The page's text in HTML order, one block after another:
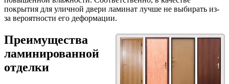
покрытия для уличной двери ламинат лучше не выбирать из-
за вероятности его деформации.
Преимущества
ламинированной
отделки